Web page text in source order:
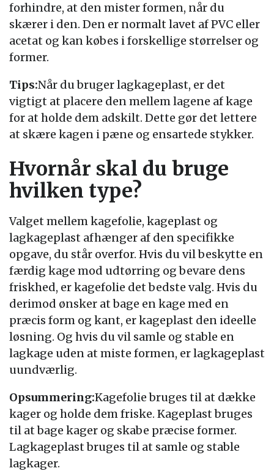
forhindre, at den mister formen, når du
skærer i den. Den er normalt lavet af PVC eller
acetat og kan købes i forskellige størrelser og
former.
Tips:Når du bruger lagkageplast, er det
vigtigt at placere den mellem lagene af kage
for at holde dem adskilt. Dette gør det lettere
at skære kagen i pæne og ensartede stykker.
Hvornår skal du bruge
hvilken type?
Valget mellem kagefolie, kageplast og
lagkageplast afhænger af den specifikke
opgave, du står overfor. Hvis du vil beskytte en
færdig kage mod udtørring og bevare dens
friskhed, er kagefolie det bedste valg. Hvis du
derimod ønsker at bage en kage med en
præcis form og kant, er kageplast den ideelle
løsning. Og hvis du vil samle og stable en
lagkage uden at miste formen, er lagkageplast
uundværlig.
Opsummering:Kagefolie bruges til at dække
kager og holde dem friske. Kageplast bruges
til at bage kager og skabe præcise former.
Lagkageplast bruges til at samle og stable
lagkager.